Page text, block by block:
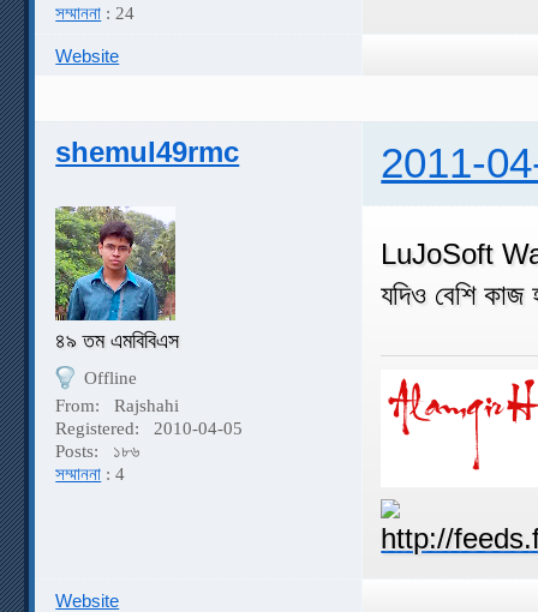
সম্মাননা : 24
Website
shemul49rmc 2011-
৪৯ তম এমবিবিএস
Offline
From:
Rajshahi
Registered:
2010-04-05
Posts:
১৮৬
সম্মাননা : 4
LuJoSoft
যদিও বেশি কাজ
Website